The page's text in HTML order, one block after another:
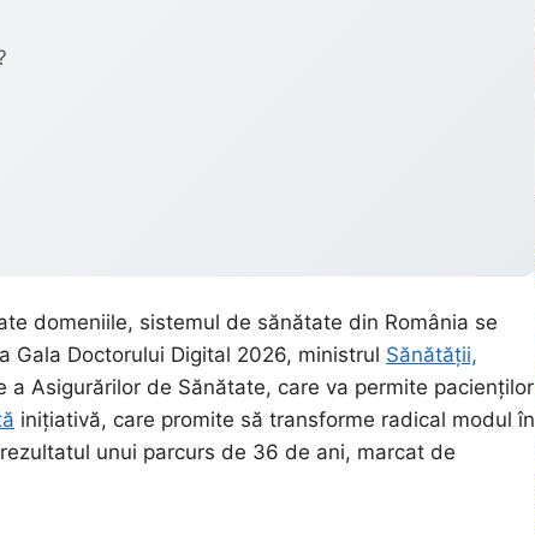
domeniile, sistemul de sănătate din România se
Gala Doctorului Digital 2026, ministrul Sănătății,
Asigurărilor de Sănătate, care va permite pacienților
inițiativă, care promite să transforme radical modul în
unui parcurs de 36 de ani, marcat de